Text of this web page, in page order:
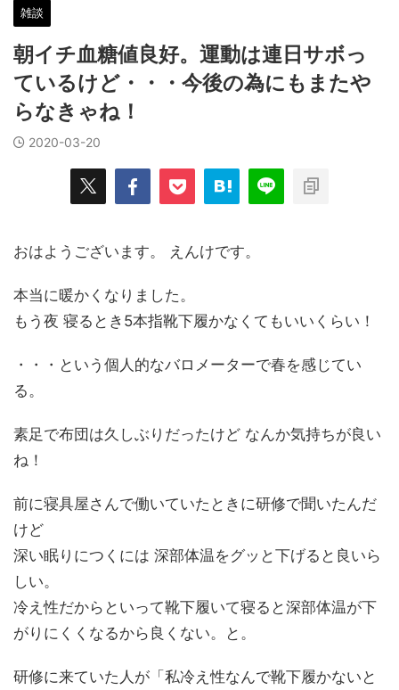
雑談
朝イチ血糖値良好。運動は連日サボっ
ているけど・・・今後の為にもまたや
らなきゃね！
2020-03-20
おはようございます。 えんけです。
本当に暖かくなりました。
もう夜 寝るとき5本指靴下履かなくてもいいくらい！
・・・という個人的なバロメーターで春を感じてい
る。
素足で布団は久しぶりだったけど なんか気持ちが良い
ね！
前に寝具屋さんで働いていたときに研修で聞いたんだ
けど
深い眠りにつくには 深部体温をグッと下げると良いら
しい。
冷え性だからといって靴下履いて寝ると深部体温が下
がりにくくなるから良くない。と。
研修に来ていた人が「私冷え性なんで靴下履かないと